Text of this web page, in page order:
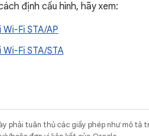
định cấu hình, hãy xem:
Fi STA/AP
Fi STA/STA
phải tuân thủ các giấy phép như mô tả